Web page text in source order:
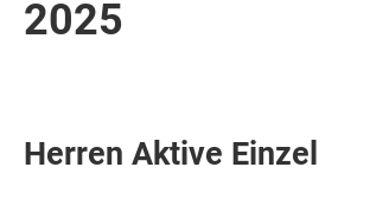
2025
Herren Aktive Einzel